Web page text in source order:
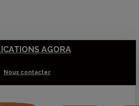
AGORA
Nous contacter